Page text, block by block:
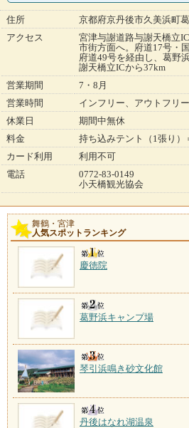
住所
京都府京丹後市久美浜町
アクセス
宮津与謝道路与謝天橋立
市街方面へ。府道17号・
府道49号を経由し、葛野
謝天橋立ICから37km
営業期間
7・8月
営業時間
インフリー、アウトフリー
休業日
期間中無休
料金
持ち込みテント（1張り）
カード利用
利用不可
電話
0772-83-0149
小天橋観光協会
舞鶴・宮津
人気スポットランキング
慶徳院
葛野浜キャンプ場
琴引浜鳴き砂文化館
丹後はなれ湖温泉